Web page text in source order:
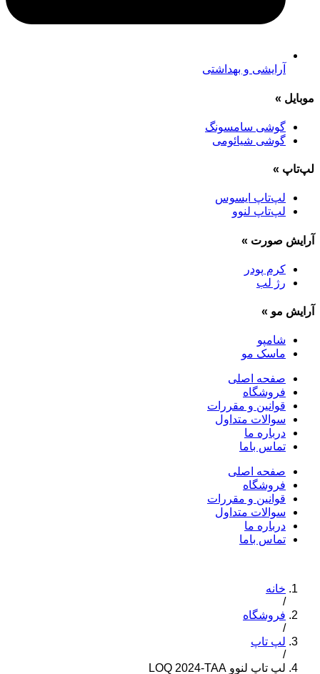
آرایشی و بهداشتی
موبایل »
گوشی سامسونگ
گوشی شیائومی
لپ‌تاپ »
لپ‌تاپ ایسوس
لپ‌تاپ لنوو
آرایش صورت »
کرم پودر
رژ لب
آرایش مو »
شامپو
ماسک مو
صفحه اصلی
فروشگاه
قوانین و مقررات
سوالات متداول
درباره ما
تماس باما
صفحه اصلی
فروشگاه
قوانین و مقررات
سوالات متداول
درباره ما
تماس باما
خانه
/
فروشگاه
/
لپ تاپ
/
لپ تاپ لنوو LOQ 2024-TAA